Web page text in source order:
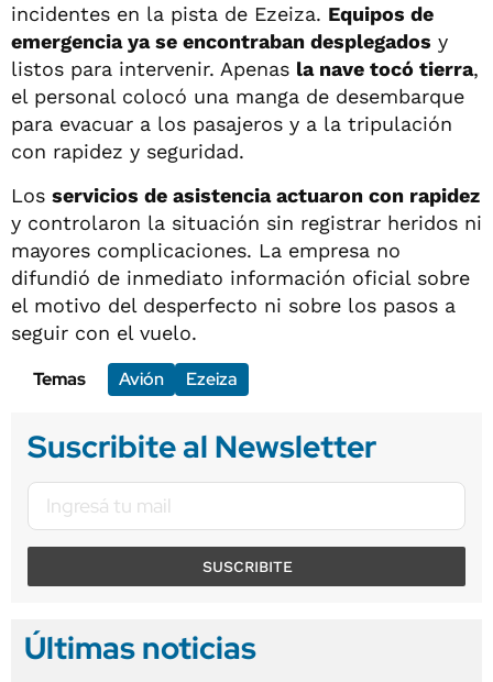
incidentes en la pista de Ezeiza. Equipos de
emergencia ya se encontraban desplegados y
listos para intervenir. Apenas la nave tocó tierra,
el personal colocó una manga de desembarque
para evacuar a los pasajeros y a la tripulación
con rapidez y seguridad.
Los servicios de asistencia actuaron con rapidez
y controlaron la situación sin registrar heridos ni
mayores complicaciones. La empresa no
difundió de inmediato información oficial sobre
el motivo del desperfecto ni sobre los pasos a
seguir con el vuelo.
Temas
Avión Ezeiza
Suscribite al Newsletter
SUSCRIBITE
Últimas noticias